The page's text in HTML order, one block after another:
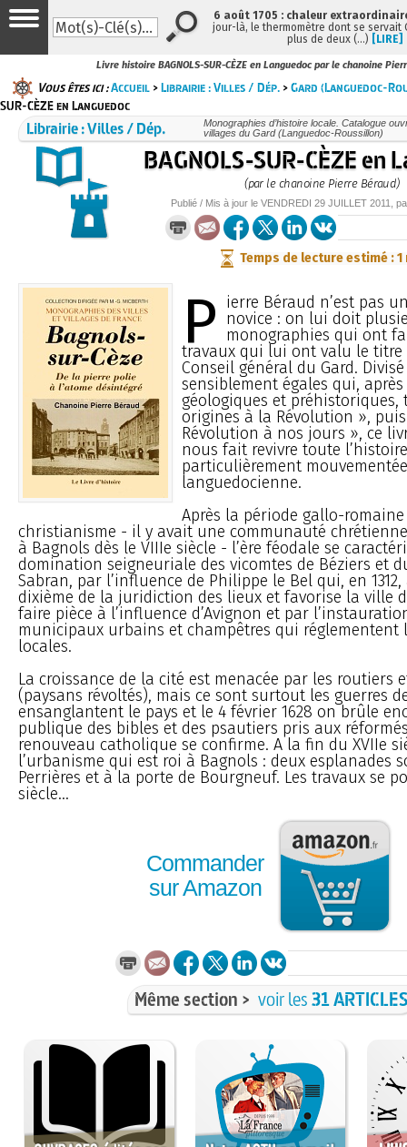
Livre histoire BAGNOLS-SUR-CÈZE en Languedoc par le chanoine
Vous êtes ici :Accueil >Librairie : Villes / Dép. >Gard (Languedoc-
SUR-CÈZE en Languedoc
Librairie : Villes / Dép.
Monographies d’histoire locale. Catalogue
villages du Gard (Languedoc-Roussillon)
BAGNOLS-SUR-CÈZE en
(par le chanoine Pierre Béraud)
Publié / Mis à jour leVENDREDI 29 JUILLET 2011 ,
Temps de lecture estimé : 1
P ierre Béraud n’est pas
novice : on lui doit
monographies qui ont
travaux qui lui ont valu le titre
Conseil général du Gard.
sensiblement égales qui,
géologiques et préhistoriques,
origines à la Révolution »,
Révolution à nos jours », ce
nous fait revivre toute
particulièrement
languedocienne.
Après la période gallo-romaine
christianisme - il y avait une communauté
à Bagnols dès le VIIIe siècle - l’ère féodale se
domination seigneuriale des vicomtes de Béziers et
Sabran, par l’influence de Philippe le Bel qui, en
dixième de la juridiction des lieux et favorise la ville
faire pièce à l’influence d’Avignon et par
municipaux urbains et champêtres qui réglementent
locales.
La croissance de la cité est menacée par les routiers
(paysans révoltés), mais ce sont surtout les guerres
ensanglantent le pays et le 4 février 1628 on brûle
publique des bibles et des psautiers pris aux
renouveau catholique se confirme. A la fin du XVIIe
l’urbanisme qui est roi à Bagnols : deux esplanades
Perrières et à la porte de Bourgneuf. Les travaux se
siècle...
Commander
sur Amazon
Même section > voir les31
6 août 1705 : chaleur
jour-là, le thermomètre dont se servait
plus de deux (…) [LIRE]